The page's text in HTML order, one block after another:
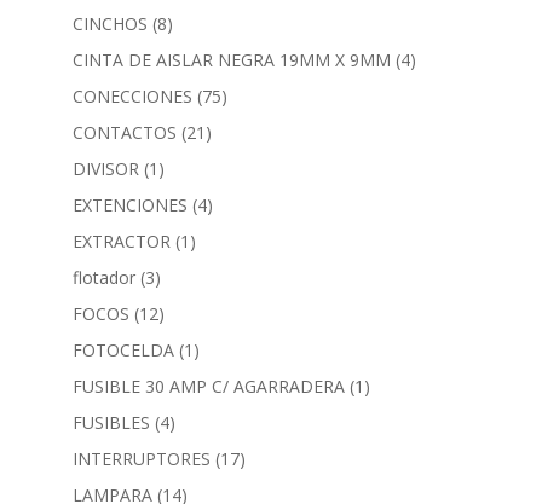
CINCHOS (8)
CINTA DE AISLAR NEGRA 19MM X 9MM (4)
CONECCIONES (75)
CONTACTOS (21)
DIVISOR (1)
EXTENCIONES (4)
EXTRACTOR (1)
flotador (3)
FOCOS (12)
FOTOCELDA (1)
FUSIBLE 30 AMP C/ AGARRADERA (1)
FUSIBLES (4)
INTERRUPTORES (17)
LAMPARA (14)